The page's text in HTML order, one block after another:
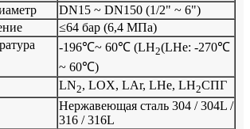
DN15 ~ DN150 (1/2" ~ 6")
≤64 бар (6,4 МПа)
-196℃~ 60℃ (LH2(LHe: -270℃
~ 60℃)
LN2, LOX, LAr, LHe, LH2СПГ
Нержавеющая сталь 304 / 304L /
316 / 316L